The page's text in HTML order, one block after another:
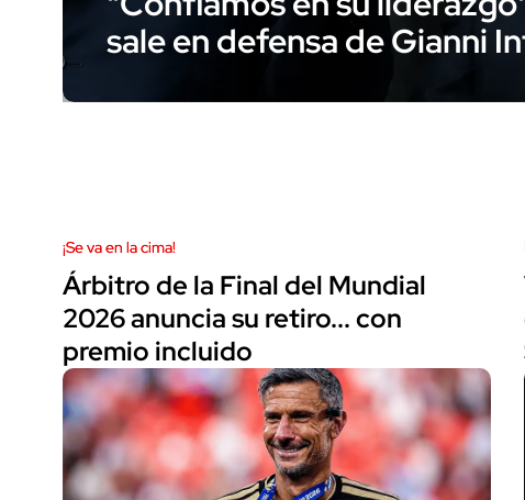
sale en defensa de Gianni
¡Se va en la cima!
Árbitro de la Final del Mundial
2026 anuncia su retiro... con
premio incluido